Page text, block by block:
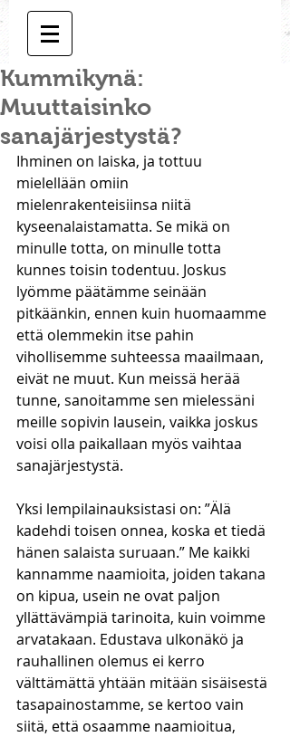
Kummikynä:
Muuttaisinko
sanajärjestystä?
Ihminen on laiska, ja tottuu
mielellään omiin
mielenrakenteisiinsa niitä
kyseenalaistamatta. Se mikä on
minulle totta, on minulle totta
kunnes toisin todentuu. Joskus
lyömme päätämme seinään
pitkäänkin, ennen kuin huomaamme
että olemmekin itse pahin
vihollisemme suhteessa maailmaan,
eivät ne muut. Kun meissä herää
tunne, sanoitamme sen mielessäni
meille sopivin lausein, vaikka joskus
voisi olla paikallaan myös vaihtaa
sanajärjestystä.
Yksi lempilainauksistasi on: ”Älä
kadehdi toisen onnea, koska et tiedä
hänen salaista suruaan.” Me kaikki
kannamme naamioita, joiden takana
on kipua, usein ne ovat paljon
yllättävämpiä tarinoita, kuin voimme
arvatakaan. Edustava ulkonäkö ja
rauhallinen olemus ei kerro
välttämättä yhtään mitään sisäisestä
tasapainostamme, se kertoo vain
siitä, että osaamme naamioitua,